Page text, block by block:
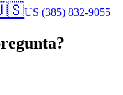
US (385) 832-9055